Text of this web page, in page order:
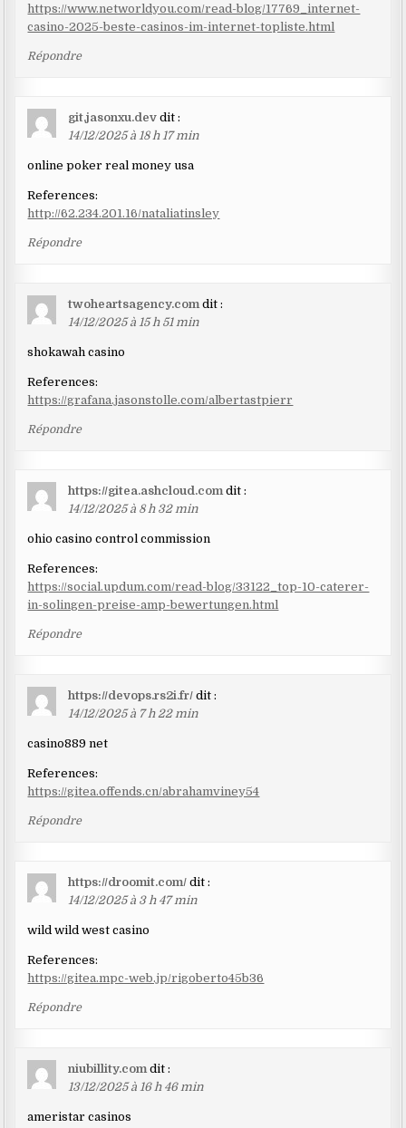
https://www.networldyou.com/read-blog/17769_internet-
casino-2025-beste-casinos-im-internet-topliste.html
Répondre
git.jasonxu.dev dit :
14/12/2025 à 18 h 17 min
online poker real money usa
References:
http://62.234.201.16/nataliatinsley
Répondre
twoheartsagency.com dit :
14/12/2025 à 15 h 51 min
shokawah casino
References:
https://grafana.jasonstolle.com/albertastpierr
Répondre
https://gitea.ashcloud.com dit :
14/12/2025 à 8 h 32 min
ohio casino control commission
References:
https://social.updum.com/read-blog/33122_top-10-caterer-
in-solingen-preise-amp-bewertungen.html
Répondre
https://devops.rs2i.fr/ dit :
14/12/2025 à 7 h 22 min
casino889 net
References:
https://gitea.offends.cn/abrahamviney54
Répondre
https://droomit.com/ dit :
14/12/2025 à 3 h 47 min
wild wild west casino
References:
https://gitea.mpc-web.jp/rigoberto45b36
Répondre
niubillity.com dit :
13/12/2025 à 16 h 46 min
ameristar casinos